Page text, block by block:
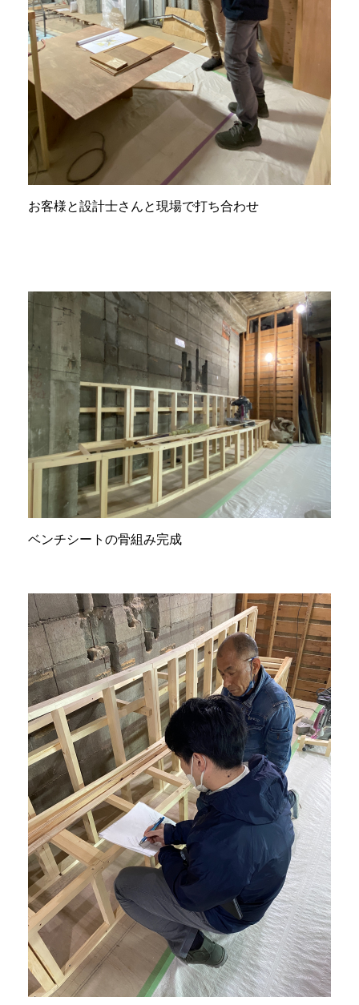
お客様と設計士さんと現場で打ち合わせ
ベンチシートの骨組み完成